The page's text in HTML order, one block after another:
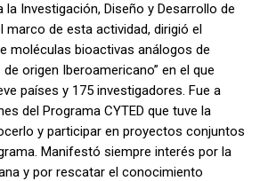
la Investigación, Diseño y Desarrollo de
marco de esta actividad, dirigió el
moléculas bioactivas análogos de
origen Iberoamericano” en el que
países y 175 investigadores. Fue a
del Programa CYTED que tuve la
y participar en proyectos conjuntos
Manifestó siempre interés por la
y por rescatar el conocimiento